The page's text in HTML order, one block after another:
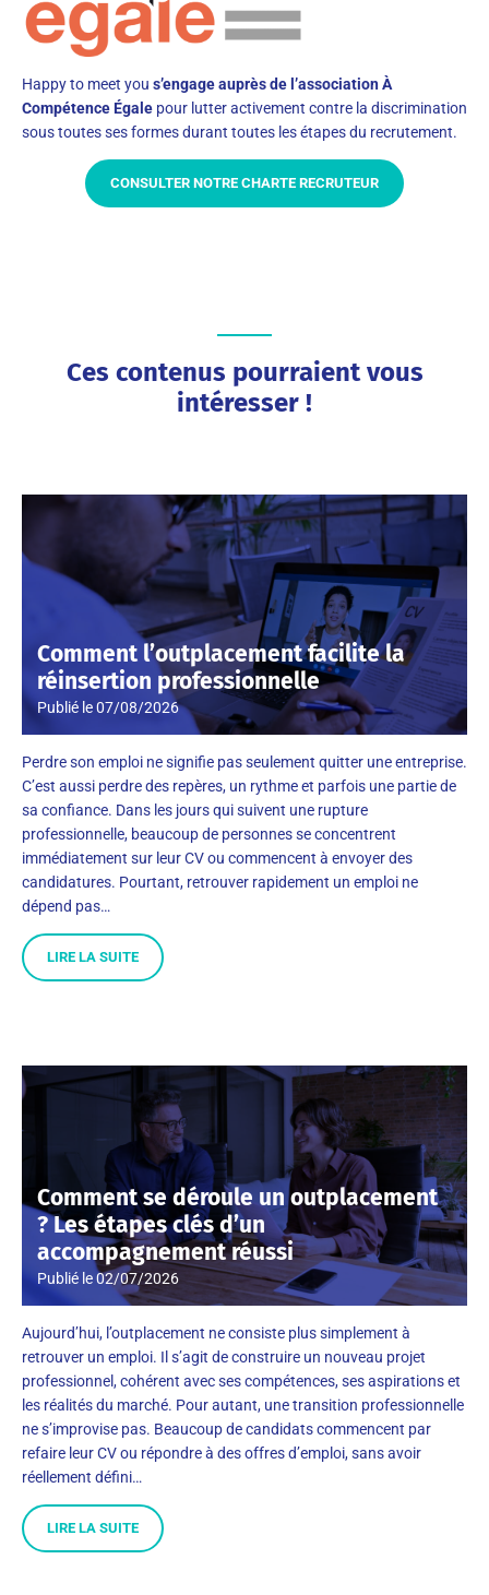
Happy to meet you s’engage auprès de l’association À
Compétence Égale pour lutter activement contre la discrimination
sous toutes ses formes durant toutes les étapes du recrutement.
CONSULTER NOTRE CHARTE RECRUTEUR
Ces contenus pourraient vous
intéresser !
Comment l’outplacement facilite la
réinsertion professionnelle
Publié le07/08/2026
Perdre son emploi ne signifie pas seulement quitter une entreprise.
C’est aussi perdre des repères, un rythme et parfois une partie de
sa confiance. Dans les jours qui suivent une rupture
professionnelle, beaucoup de personnes se concentrent
immédiatement sur leur CV ou commencent à envoyer des
candidatures. Pourtant, retrouver rapidement un emploi ne
dépend pas…
LIRE LA SUITE
Comment se déroule un outplacement
? Les étapes clés d’un
accompagnement réussi
Publié le02/07/2026
Aujourd’hui, l’outplacement ne consiste plus simplement à
retrouver un emploi. Il s’agit de construire un nouveau projet
professionnel, cohérent avec ses compétences, ses aspirations et
les réalités du marché. Pour autant, une transition professionnelle
ne s’improvise pas. Beaucoup de candidats commencent par
refaire leur CV ou répondre à des offres d’emploi, sans avoir
réellement défini…
LIRE LA SUITE